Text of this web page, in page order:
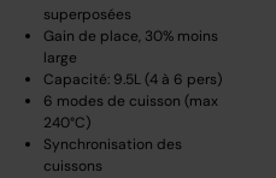
superposées
Gain de place, 30% moins
large
Capacité: 9.5L (4 à 6 pers)
6 modes de cuisson (max
240°C)
Synchronisation des
cuissons